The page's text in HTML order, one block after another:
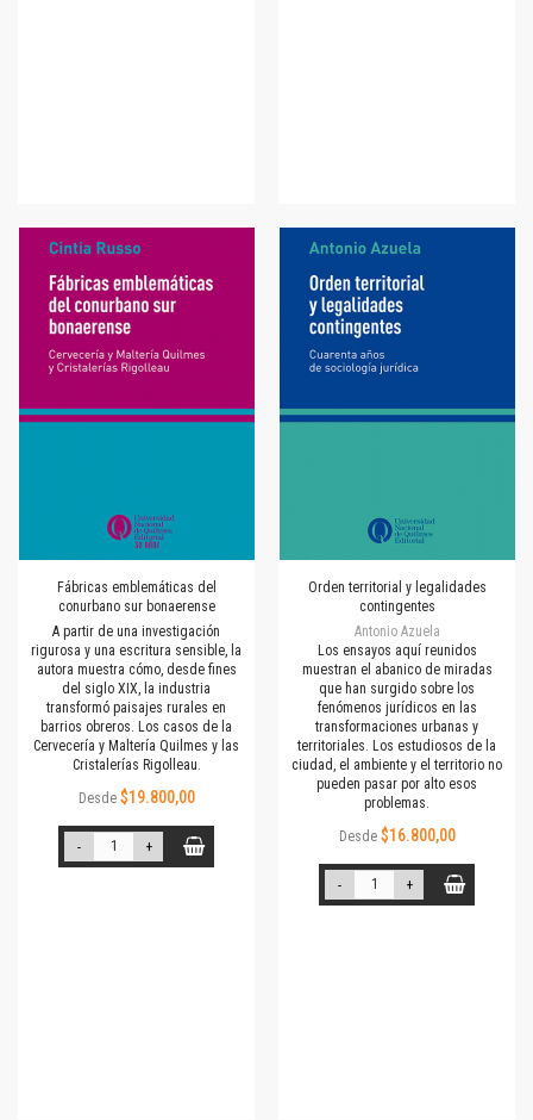
Fábricas emblemáticas del
conurbano sur bonaerense
A partir de una investigación
rigurosa y una escritura sensible, la
autora muestra cómo, desde fines
del siglo XIX, la industria
transformó paisajes rurales en
barrios obreros. Los casos de la
Cervecería y Maltería Quilmes y las
Cristalerías Rigolleau.
Desde $19.800,00
- +
Orden territorial y legalidades
contingentes
Antonio Azuela
Los ensayos aquí reunidos
muestran el abanico de miradas
que han surgido sobre los
fenómenos jurídicos en las
transformaciones urbanas y
territoriales. Los estudiosos de la
ciudad, el ambiente y el territorio no
pueden pasar por alto esos
problemas.
Desde $16.800,00
- +